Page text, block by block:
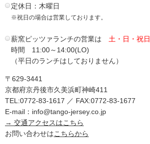
定休日：木曜日
※祝日の場合は営業しております。
薪窯ピッツァランチの営業は 土・日・祝日
時間 11:00～14:00(LO)
（平日のランチはしておりません）
〒629-3441
京都府京丹後市久美浜町神崎411
TEL:0772-83-1617 ／ FAX:0772-83-1677
E-mail：info@tango-jersey.co.jp
→ 交通アクセスはこちら
お問い合わせはこちらから